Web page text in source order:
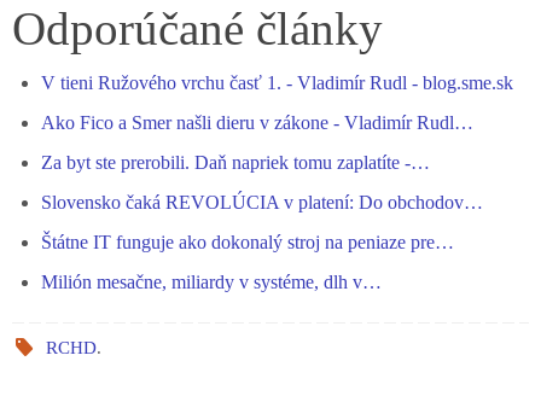
bo
ok
se
er
ts
pp
gr
m
ed
re
Odporúčané články
V tieni Ružového vrchu časť 1. - Vladimír Rudl - blog.sme.sk
Ako Fico a Smer našli dieru v zákone - Vladimír Rudl…
Za byt ste prerobili. Daň napriek tomu zaplatíte -…
Slovensko čaká REVOLÚCIA v platení: Do obchodov…
Štátne IT funguje ako dokonalý stroj na peniaze pre…
Milión mesačne, miliardy v systéme, dlh v…
RCHD.